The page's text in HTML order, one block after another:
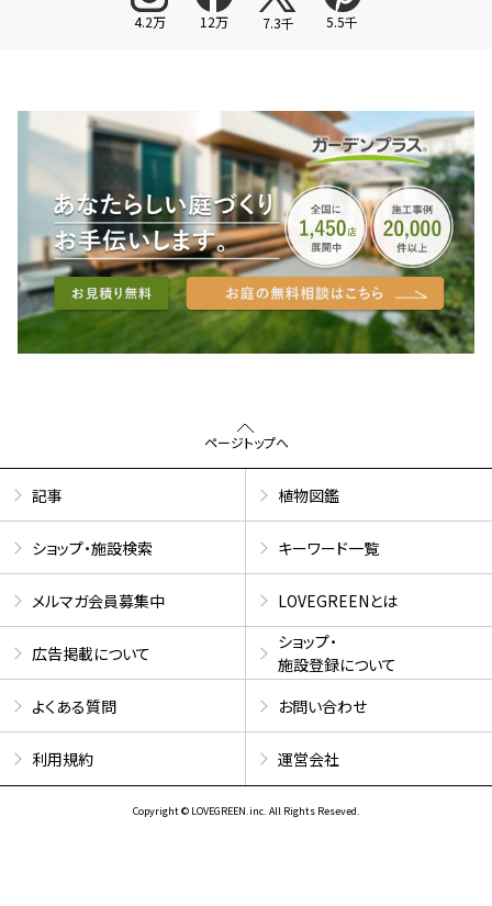
4.2万 12万 7.3千 5.5千
ページトップへ
記事 植物図鑑
ショップ・施設検索 キーワード一覧
メルマガ会員募集中 LOVEGREENとは
広告掲載について
ショップ・
施設登録について
よくある質問
お問い合わせ
利用規約 運営会社
Copyright © LOVEGREEN.inc. All Rights Reseved.